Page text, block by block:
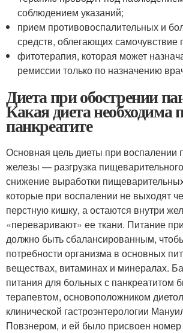
соблюдением указаний;
прием противовоспалительных и
средств, облегающих самочувствие
фитотерапия, которая может
ремиссии только по назначению
Диета при обострении
Какая диета необходима
панкреатите
Основная цель диеты при воспалении
железы — разгрузка
снижение выработки
которые при воспалении не выходят
перстную кишку, а остаются внутри
«переваривают» ее ткани. Питание
должно быть сбалансированным,
потребности организма в основных
веществах, витаминах и минералах.
питания для больных с панкреатитом
терапевтом, основоположником
клинической гастроэнтерологии
Повзнером, и ей было присвоен номер